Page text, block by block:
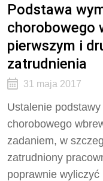
Podstawa
chorobowego
pierwszym i
zatrudnienia
31 maja 2017
Ustalenie
chorobowego
zadaniem, w
zatrudniony
poprawnie